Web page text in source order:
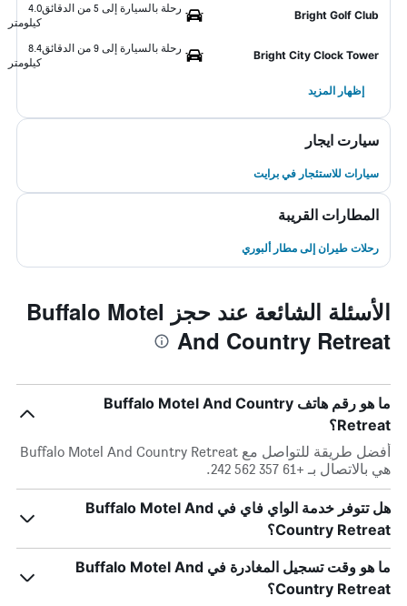
Bright Golf Club
رحلة بالسيارة إلى 5 من الدقائق
4.0
كيلومتر
Bright City Clock Tower
رحلة بالسيارة إلى 9 من الدقائق
8.4
كيلومتر
إظهار المزيد
سيارت ايجار
سيارات للاستئجار في برايت
المطارات القريبة
رحلات طيران إلى مطار ألبوري
الأسئلة الشائعة عند حجز Buffalo Motel
And Country Retreat
ما هو رقم هاتف Buffalo Motel And Country
Retreat؟
أفضل طريقة للتواصل مع Buffalo Motel And Country Retreat
هي بالاتصال بـ +61 357 562 242.
هل تتوفر خدمة الواي فاي في Buffalo Motel And
Country Retreat؟
ما هو وقت تسجيل المغادرة في Buffalo Motel And
Country Retreat؟